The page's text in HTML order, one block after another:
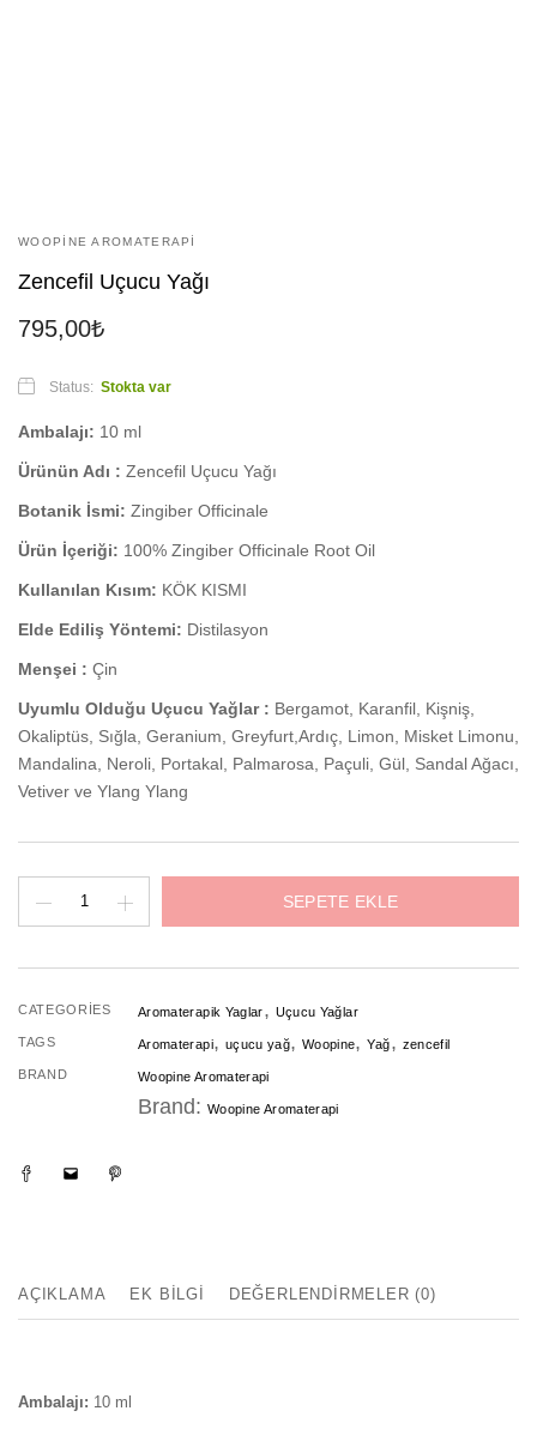
WOOPINE AROMATERAPI
Zencefil Uçucu Yağı
795,00₺
Status: Stokta var
Ambalajı: 10 ml
Ürünün Adı : Zencefil Uçucu Yağı
Botanik İsmi: Zingiber Officinale
Ürün İçeriği: 100% Zingiber Officinale Root Oil
Kullanılan Kısım: KÖK KISMI
Elde Ediliş Yöntemi: Distilasyon
Menşei : Çin
Uyumlu Olduğu Uçucu Yağlar : Bergamot, Karanfil, Kişniş,
Okaliptüs, Sığla, Geranium, Greyfurt,Ardıç, Limon, Misket Limonu,
Mandalina, Neroli, Portakal, Palmarosa, Paçuli, Gül, Sandal Ağacı,
Vetiver ve Ylang Ylang
Zencefil
Uçucu
Yağı
adet
SEPETE EKLE
CATEGORIES Aromaterapik Yaglar, Uçucu Yağlar
TAGS Aromaterapi, uçucu yağ,Woopine,Yağ, zencefil
BRAND Woopine Aromaterapi
Brand: Woopine Aromaterapi
AÇIKLAMA EK BILGI DEĞERLENDIRMELER (0)
Ambalajı: 10 ml